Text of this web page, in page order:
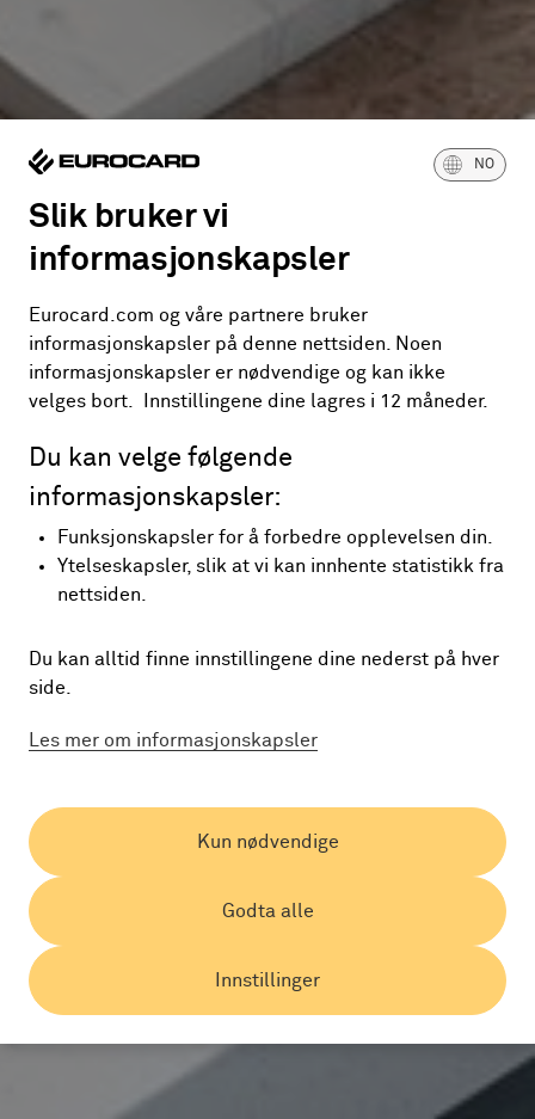
Presserom NO
Slik bruker vi
informasjonskapsler
Eurocard.com og våre partnere bruker
informasjonskapsler på denne nettsiden. Noen
informasjonskapsler er nødvendige og kan ikke
velges bort. Innstillingene dine lagres i 12 måneder.
Du kan velge følgende
informasjonskapsler:
Funksjonskapsler for å forbedre opplevelsen din.
Ytelseskapsler, slik at vi kan innhente statistikk fra
nettsiden.
Du kan alltid finne innstillingene dine nederst på hver
side.
Les mer om informasjonskapsler
Innstillinger
Godta alle
Kun nødvendige